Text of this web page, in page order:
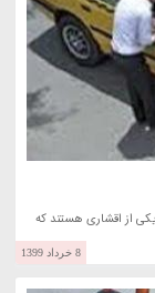
از اقشاری هستند که
8 خرداد 1399